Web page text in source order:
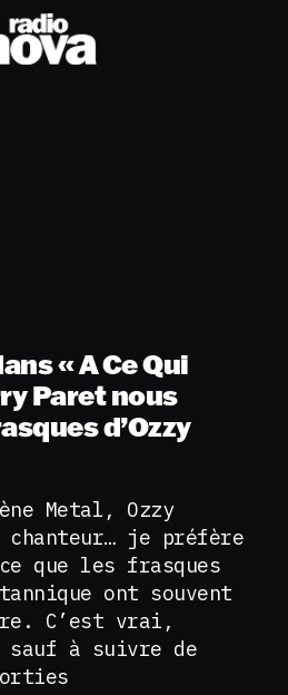
« A Ce Qui
Paret nous
d’Ozzy
Metal, Ozzy
chanteur… je préfère
que les frasques
ont souvent
C’est vrai,
sauf à suivre de